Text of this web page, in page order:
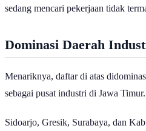
Bangkalan dengan TPT 5,31%,
sebesar 4,84%.
Sebaliknya, Kabupaten Pamekasan
pengangguran terbuka terendah di
dan Kabupaten Sumenep sebesar